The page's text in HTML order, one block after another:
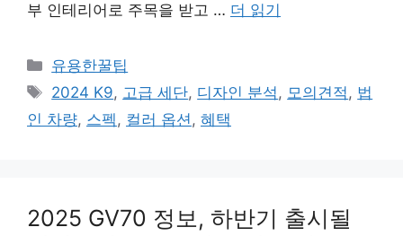
부 인테리어로 주목을 받고 … 더 읽기
카
테
리
유용한꿀팁
태
그
2024 K9, 고급 세단, 디자인 분석 , 모의견적 , 법
인 차량, 스펙 , 컬러 옵션 , 혜택
2025 GV70 정보, 하반기 출시될